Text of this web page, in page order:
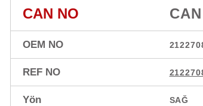
CAN NO
OEM NO
REF NO
Yön SAĞ